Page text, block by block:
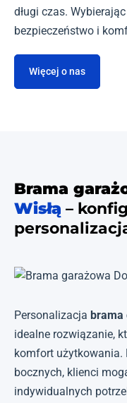
długi czas.
bezpieczeństwo i
Więcej o nas
Brama
Wisłą –
Personalizacja brama
idealne rozwiązanie,
komfort użytkowania.
bocznych, klienci
indywidualnych